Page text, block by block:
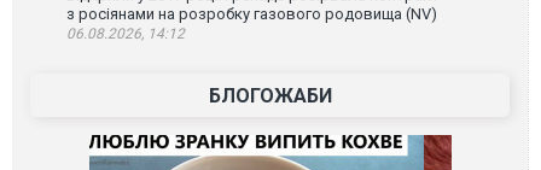
з росіянами на розробку газового родовища (NV)
06.08.2026, 14:12
БЛОГОЖАБИ